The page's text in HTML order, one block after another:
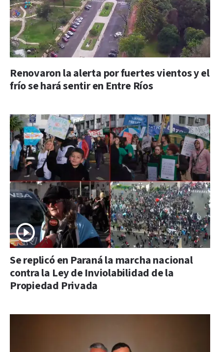
Renovaron la alerta por fuertes vientos y el
frío se hará sentir en Entre Ríos
Se replicó en Paraná la marcha nacional
contra la Ley de Inviolabilidad de la
Propiedad Privada